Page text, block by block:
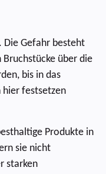
Die Gefahr besteht
Bruchstücke über die
bis in das
hier festsetzen
Produkte in
sie nicht
starken